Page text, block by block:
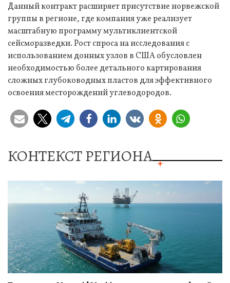
Данный контракт расширяет присутствие норвежской
группы в регионе, где компания уже реализует
масштабную программу мультиклиентской
сейсморазведки. Рост спроса на исследования с
использованием донных узлов в США обусловлен
необходимостью более детального картирования
сложных глубоководных пластов для эффективного
освоения месторождений углеводородов.
КОНТЕКСТ РЕГИОНА